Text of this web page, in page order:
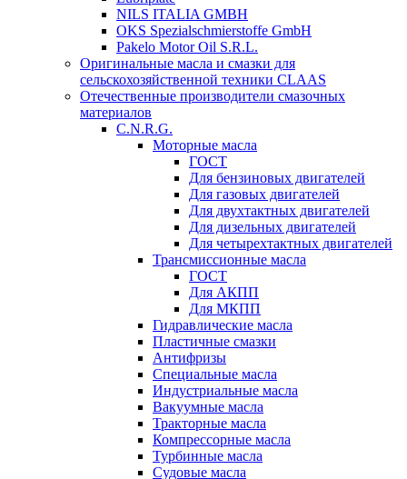
NILS ITALIA GMBH
OKS Spezialschmierstoffe GmbH
Pakelo Motor Oil S.R.L.
Оригинальные масла и смазки для
сельскохозяйственной техники CLAAS
Отечественные производители смазочных
материалов
C.N.R.G.
Моторные масла
ГОСТ
Для бензиновых двигателей
Для газовых двигателей
Для двухтактных двигателей
Для дизельных двигателей
Для четырехтактных двигателей
Трансмиссионные масла
ГОСТ
Для АКПП
Для МКПП
Гидравлические масла
Пластичные смазки
Антифризы
Специальные масла
Индустриальные масла
Вакуумные масла
Тракторные масла
Компрессорные масла
Турбинные масла
Судовые масла